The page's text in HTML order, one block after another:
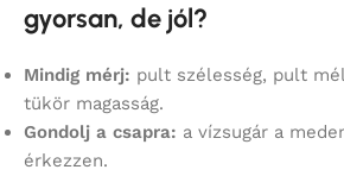
gyorsan, de jól?
Mindig mérj: pult szélesség, pult
tükör magasság.
Gondolj a csapra: a vízsugár a
érkezzen.